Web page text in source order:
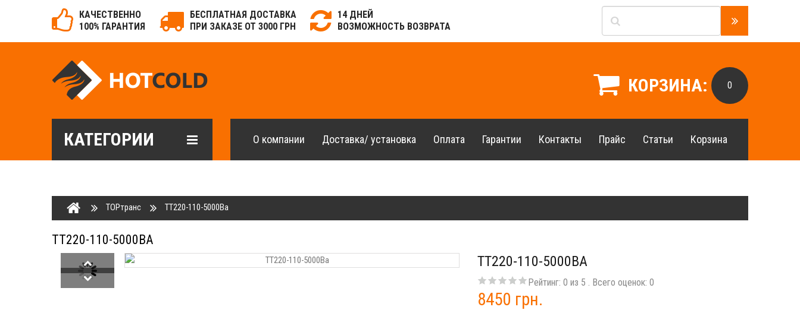
КАЧЕСТВЕННО
100% ГАРАНТИЯ
БЕСПЛАТНАЯ ДОСТАВКА
ПРИ ЗАКАЗЕ ОТ 3000 ГРН
14 ДНЕЙ
ВОЗМОЖНОСТЬ ВОЗВРАТА
КОРЗИНА: 0
КАТЕГОРИИ О компании Доставка/ установка Оплата Гарантии Контакты Прайс Статьи Корзина
ТОРтранс ТТ220-110-5000Ва
ТТ220-110-5000ВА
ТТ220-110-5000ВА
Рейтинг: 0 из 5 . Всего оценок: 0
8450 грн.